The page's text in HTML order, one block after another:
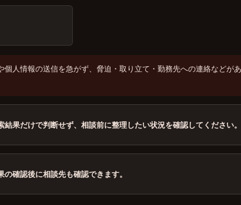
人情報の送信を急がず、脅迫・取り立て・勤務先への連絡などが
果だけで判断せず、相談前に整理したい状況を確認してください。
確認後に相談先も確認できます。